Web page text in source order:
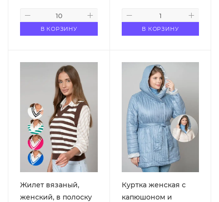
В КОРЗИНУ В КОРЗИНУ
Жилет вязаный,
женский, в полоску
Куртка женская с
капюшоном и